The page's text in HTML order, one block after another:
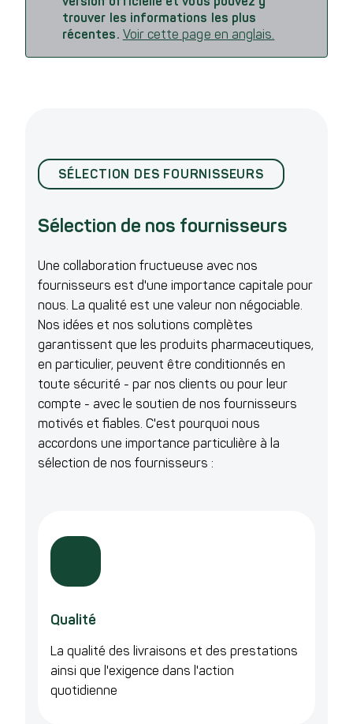
trouver les informations les plus
récentes. Voir cette page en anglais.
SÉLECTION DES FOURNISSEURS
Sélection de nos fournisseurs
Une collaboration fructueuse avec nos
fournisseurs est d'une importance capitale pour
nous. La qualité est une valeur non négociable.
Nos idées et nos solutions complètes
garantissent que les produits pharmaceutiques,
en particulier, peuvent être conditionnés en
toute sécurité - par nos clients ou pour leur
compte - avec le soutien de nos fournisseurs
motivés et fiables. C'est pourquoi nous
accordons une importance particulière à la
sélection de nos fournisseurs :
Qualité
La qualité des livraisons et des prestations
ainsi que l'exigence dans l'action
quotidienne